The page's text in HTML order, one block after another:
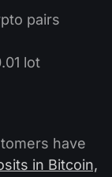
pairs
lot
have
in Bitcoin,